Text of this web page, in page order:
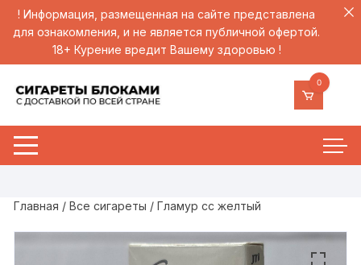
! Информация, размещенная на сайте представлена
для ознакомления, и не является публичной офертой.
18+ Курение вредит Вашему здоровью !
содержимому
0
Главная /Все сигареты / Гламур сс желтый